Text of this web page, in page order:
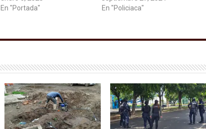
En "Portada"
En "Policiaca"